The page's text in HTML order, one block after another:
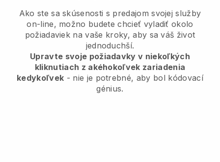
Ako ste sa skúsenosti s predajom svojej služby
on-line, možno budete chcieť vyladiť okolo
požiadaviek na vaše kroky, aby sa váš život
jednoduchší.
Upravte svoje požiadavky v niekoľkých
kliknutiach z akéhokoľvek zariadenia
kedykoľvek - nie je potrebné, aby bol kódovací
génius.